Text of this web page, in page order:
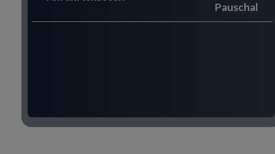
Pauschal